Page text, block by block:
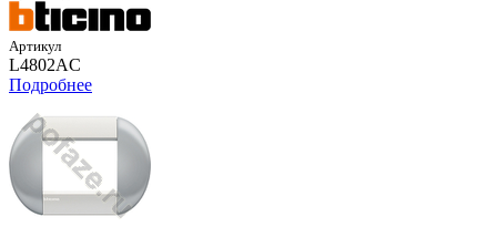
Артикул
L4802AC
Подробнее